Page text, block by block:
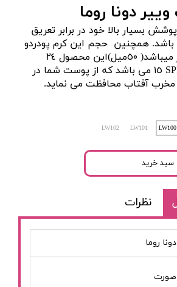
دونا روما
بسيار بالا خود در برابر تعريق
همچنين حجم اين كرم پودردو
برابر كرم پودرهای ديگر میباشد( ٥٠ميل)اين محصول ٢٤
ساعته بوده و حاوی SPF ١٥ می باشد كه از پوست شما در
مخرب آفتاب محافظت می نمايد.
LW100
LW101
LW102
سبد خرید
نظرات
دونا روما
صورت